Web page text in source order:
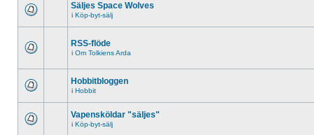
Säljes Space Wolves
i Köp-byt-sälj
RSS-flöde
i Om Tolkiens Arda
Hobbitbloggen
i Hobbit
Vapensköldar "säljes"
i Köp-byt-sälj